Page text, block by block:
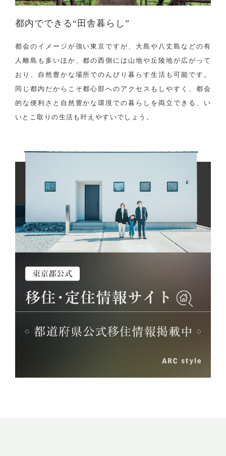
都内でできる“田舎暮らし”
都会のイメージが強い東京ですが、大島や八丈島などの有
人離島も多いほか、都の西側には山地や丘陵地が広がって
おり、自然豊かな場所でのんびり暮らす生活も可能です。
同じ都内だからこそ都心部へのアクセスもしやすく、都会
的な便利さと自然豊かな環境での暮らしを両立できる、い
いとこ取りの生活も叶えやすいでしょう。